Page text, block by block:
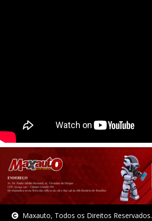
Maxauto, Todos os Direitos Reservados.